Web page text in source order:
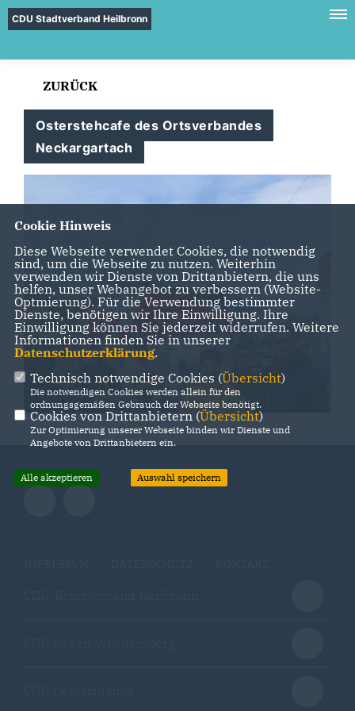
CDU Stadtverband Heilbronn
ZURÜCK
Osterstehcafe des Ortsverbandes
Neckargartach
Cookie Hinweis
Diese Webseite verwendet Cookies, die notwendig
sind, um die Webseite zu nutzen. Weiterhin
verwenden wir Dienste von Drittanbietern, die uns
helfen, unser Webangebot zu verbessern (Website-
Optmierung). Für die Verwendung bestimmter
Dienste, benötigen wir Ihre Einwilligung. Ihre
Einwilligung können Sie jederzeit widerrufen. Weitere
Informationen finden Sie in unserer
Datenschutzerklärung.
Technisch notwendige Cookies (Übersicht)
Die notwendigen Cookies werden allein für den
ordnungsgemäßen Gebrauch der Webseite benötigt.
Cookies von Drittanbietern (Übersicht)
Zur Optimierung unserer Webseite binden wir Dienste und
Angebote von Drittanbietern ein.
Alle akzeptieren Auswahl speichern